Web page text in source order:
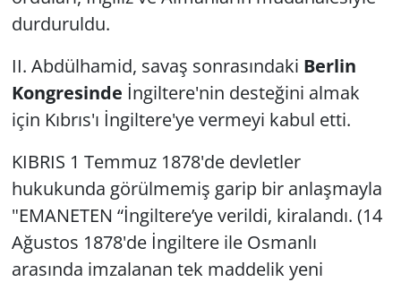
durduruldu.
II. Abdülhamid, savaş sonrasındaki Berlin
Kongresinde İngiltere'nin desteğini almak
için Kıbrıs'ı İngiltere'ye vermeyi kabul etti.
KIBRIS 1 Temmuz 1878'de devletler
hukukunda görülmemiş garip bir anlaşmayla
"EMANETEN “İngiltere’ye verildi, kiralandı. (14
Ağustos 1878'de İngiltere ile Osmanlı
arasında imzalanan tek maddelik yeni